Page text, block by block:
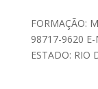
FORMAÇÃO:
98717-9620 E-
ESTADO: RIO